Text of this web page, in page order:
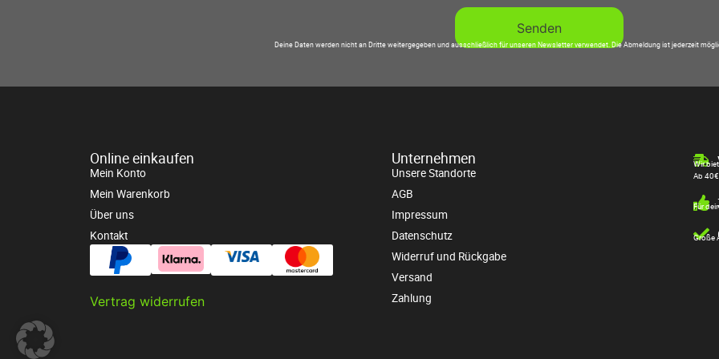
Deine Daten werden nicht an Dritte weitergegeben und ausschließlich für unseren Newsletter verwendet. Die Abmeldung ist jederzeit
Online einkaufen
Mein Konto
Mein Warenkorb
Über uns
Kontakt
Vertrag widerrufen
Unternehmen
Unsere Standorte
AGB
Impressum
Datenschutz
Widerruf und Rückgabe
Versand
Zahlung
Wir
Ab
Für
Große